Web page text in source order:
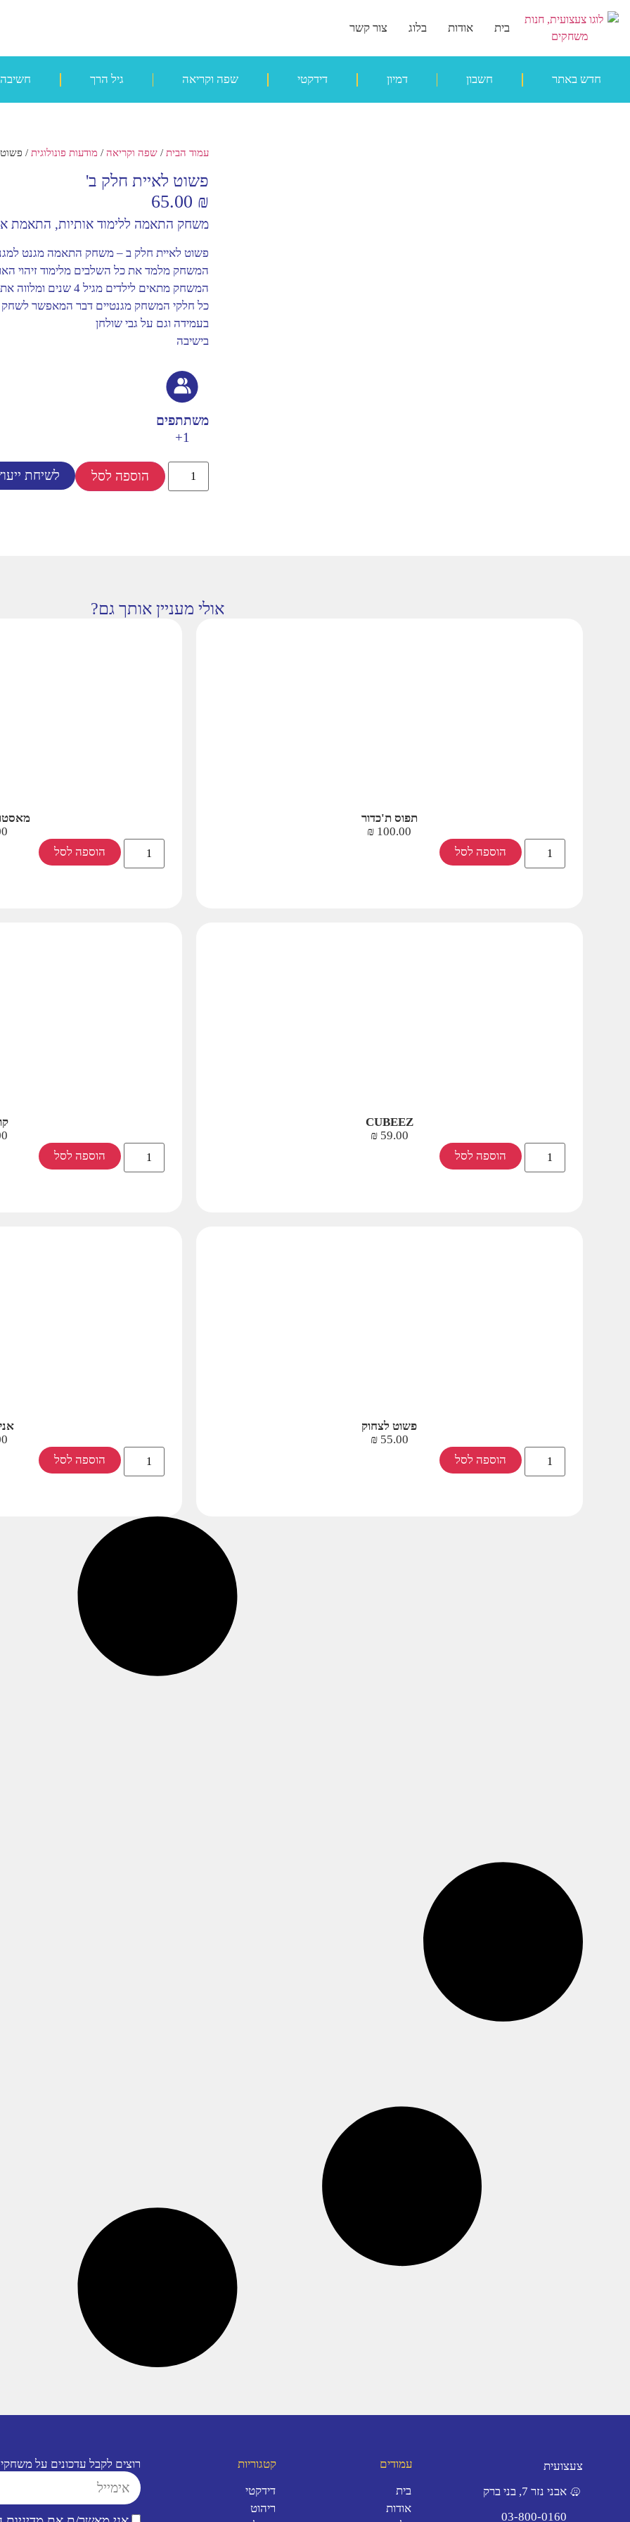
בית אודות בלוג צור קשר
חדש באתר חשבון דמיון דידקטי שפה וקריאה גיל הרך חשיבה
עמוד הבית /שפה וקריאה / מודעות פונולוגית /
פשוט לאיית חלק ב'
65.00 ₪
משחק התאמה ללימוד אותיות, התאמת
פשוט לאיית חלק ב – משחק התאמה מגנט
המשחק מלמד את כל השלבים מלימוד זיהוי
המשחק מתאים לילדים מגיל 4 שנים ומלווה את הילד/ה עד עד כיתה ב
כל חלקי המשחק מגנטיים דבר המאפשר לשחק
בעמידה וגם על גבי שולחן
בישיבה
משתתפים
1+
הוספה לסל לשיחת
אולי מעניין אותך גם?
תפוס ת'כדור
100.00
₪
הוספה לסל
הוספה לסל
CUBEEZ
59.00
₪
הוספה לסל
הוספה לסל
פשוט לצחוק
55.00
₪
הוספה לסל
הוספה לסל
צעצועית
אבני נזר 7, בני ברק
03-800-0160
עמודים
בית
אודות
קטגוריות
דידקטי
ריהוט
רוצים לקבל עדכונים על